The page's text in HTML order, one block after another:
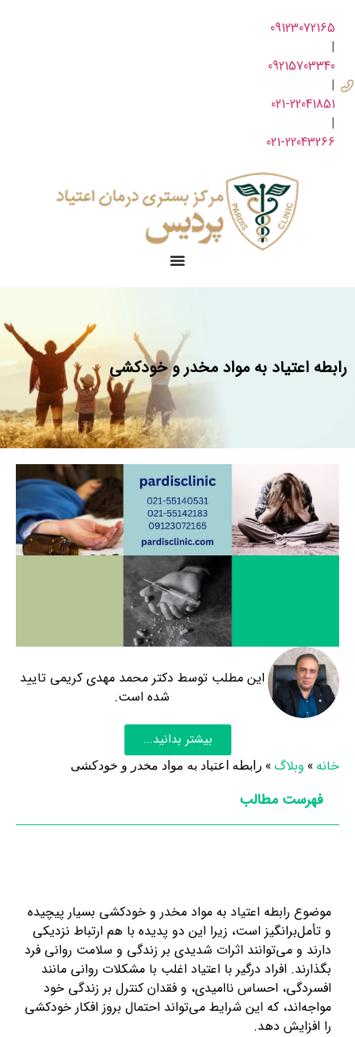
09123072165
|
09215703340
|
021-22041851
|
021-22043266
رابطه اعتیاد به مواد مخدر و خودکشی
این مطلب توسط دکتر محمد مهدی کریمی تایید
شده است.
بیشتر بدانید...
خانه » وبلاگ» رابطه اعتیاد به مواد مخدر و خودکشی
فهرست مطالب
موضوع رابطه اعتیاد به مواد مخدر و خودکشی بسیار پیچیده
و تأمل‌برانگیز است، زیرا این دو پدیده با هم ارتباط نزدیکی
دارند و می‌توانند اثرات شدیدی بر زندگی و سلامت روانی فرد
بگذارند. افراد درگیر با اعتیاد اغلب با مشکلات روانی مانند
افسردگی، احساس ناامیدی، و فقدان کنترل بر زندگی خود
مواجه‌اند، که این شرایط می‌تواند احتمال بروز افکار خودکشی
را افزایش دهد.